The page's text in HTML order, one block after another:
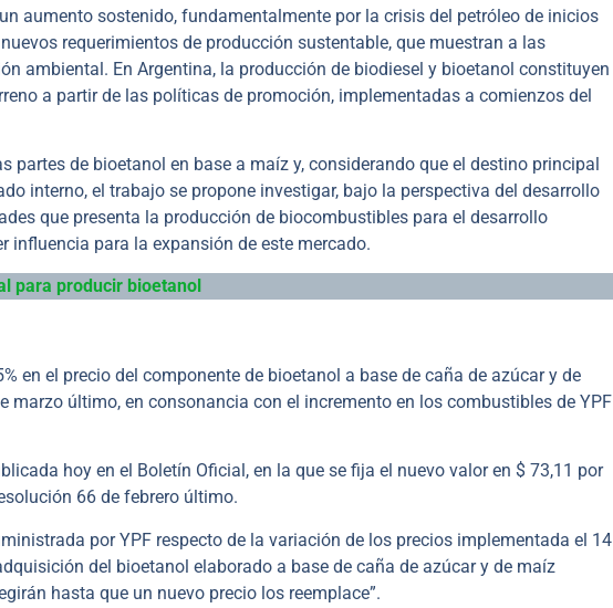
aumento sostenido, fundamentalmente por la crisis del petróleo de inicios
requerimientos de producción sustentable, que muestran a las
ambiental. En Argentina, la producción de biodiesel y bioetanol constituyen
a partir de las políticas de promoción, implementadas a comienzos del
partes de bioetanol en base a maíz y, considerando que el destino principal
interno, el trabajo se propone investigar, bajo la perspectiva del desarrollo
que presenta la producción de biocombustibles para el desarrollo
influencia para la expansión de este mercado.
para producir bioetanol
en el precio del componente de bioetanol a base de caña de azúcar y de
último, en consonancia con el incremento en los combustibles de YPF
hoy en el Boletín Oficial, en la que se fija el nuevo valor en $ 73,11 por
66 de febrero último.
por YPF respecto de la variación de los precios implementada el 14
del bioetanol elaborado a base de caña de azúcar y de maíz
hasta que un nuevo precio los reemplace”.